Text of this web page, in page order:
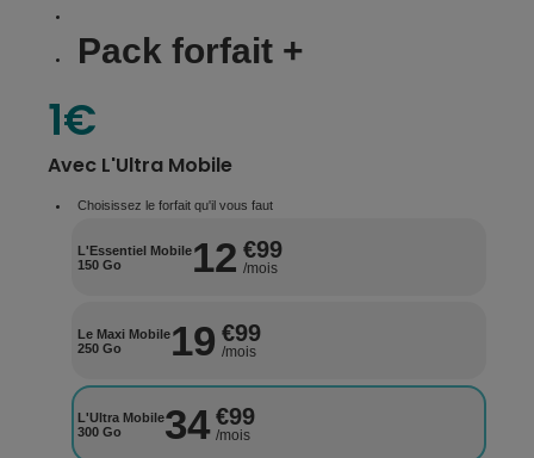
Pack forfait +
1€
Avec L'Ultra Mobile
Choisissez le forfait qu'il vous faut
L'Essentiel Mobile
150 Go
12 €99
/mois
Le Maxi Mobile
250 Go
19 €99
/mois
L'Ultra Mobile
300 Go
34 €99
/mois